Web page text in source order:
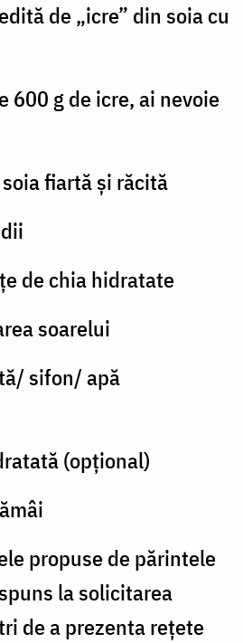
de „icre” din soia cu
600 g de icre, ai nevoie
fiartă și răcită
de chia hidratate
soarelui
sifon/ apă
(opțional)
propuse de părintele
la solicitarea
de a prezenta rețete